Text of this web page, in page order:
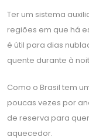
Ter um sistema
regiões em que há
é útil para dias
quente durante à
Como o Brasil tem
poucas vezes por
de reserva para
aquecedor.